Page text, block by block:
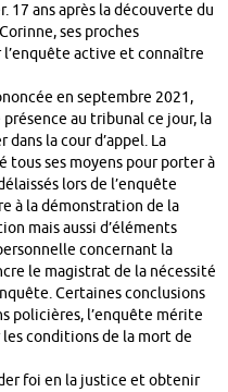
17 ans après la découverte du
ses proches
active et connaître
en septembre 2021,
présence au tribunal ce jour, la
la cour d’appel. La
tous ses moyens pour porter à
lors de l’enquête
à la démonstration de la
mais aussi d’éléments
concernant la
le magistrat de la nécessité
Certaines conclusions
policières, l’enquête mérite
conditions de la mort de
foi en la justice et obtenir